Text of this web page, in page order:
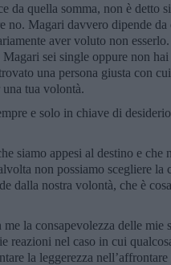
da quella somma, non è detto
no. Magari davvero dipende
aver voluto non
sei single oppure non
una persona giusta con
tua volontà.
e solo in chiave di
siamo appesi al destino e che
non possiamo scegliere
dalla nostra volontà, che è
la consapevolezza delle mie
reazioni nel caso in cui
la leggerezza